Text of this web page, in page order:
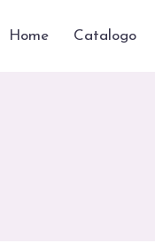
Home Catalogo